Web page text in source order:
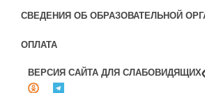
СВЕДЕНИЯ ОБ ОБРАЗОВАТЕЛЬНОЙ
ОПЛАТА
ВЕРСИЯ САЙТА ДЛЯ СЛАБОВИДЯЩИХ